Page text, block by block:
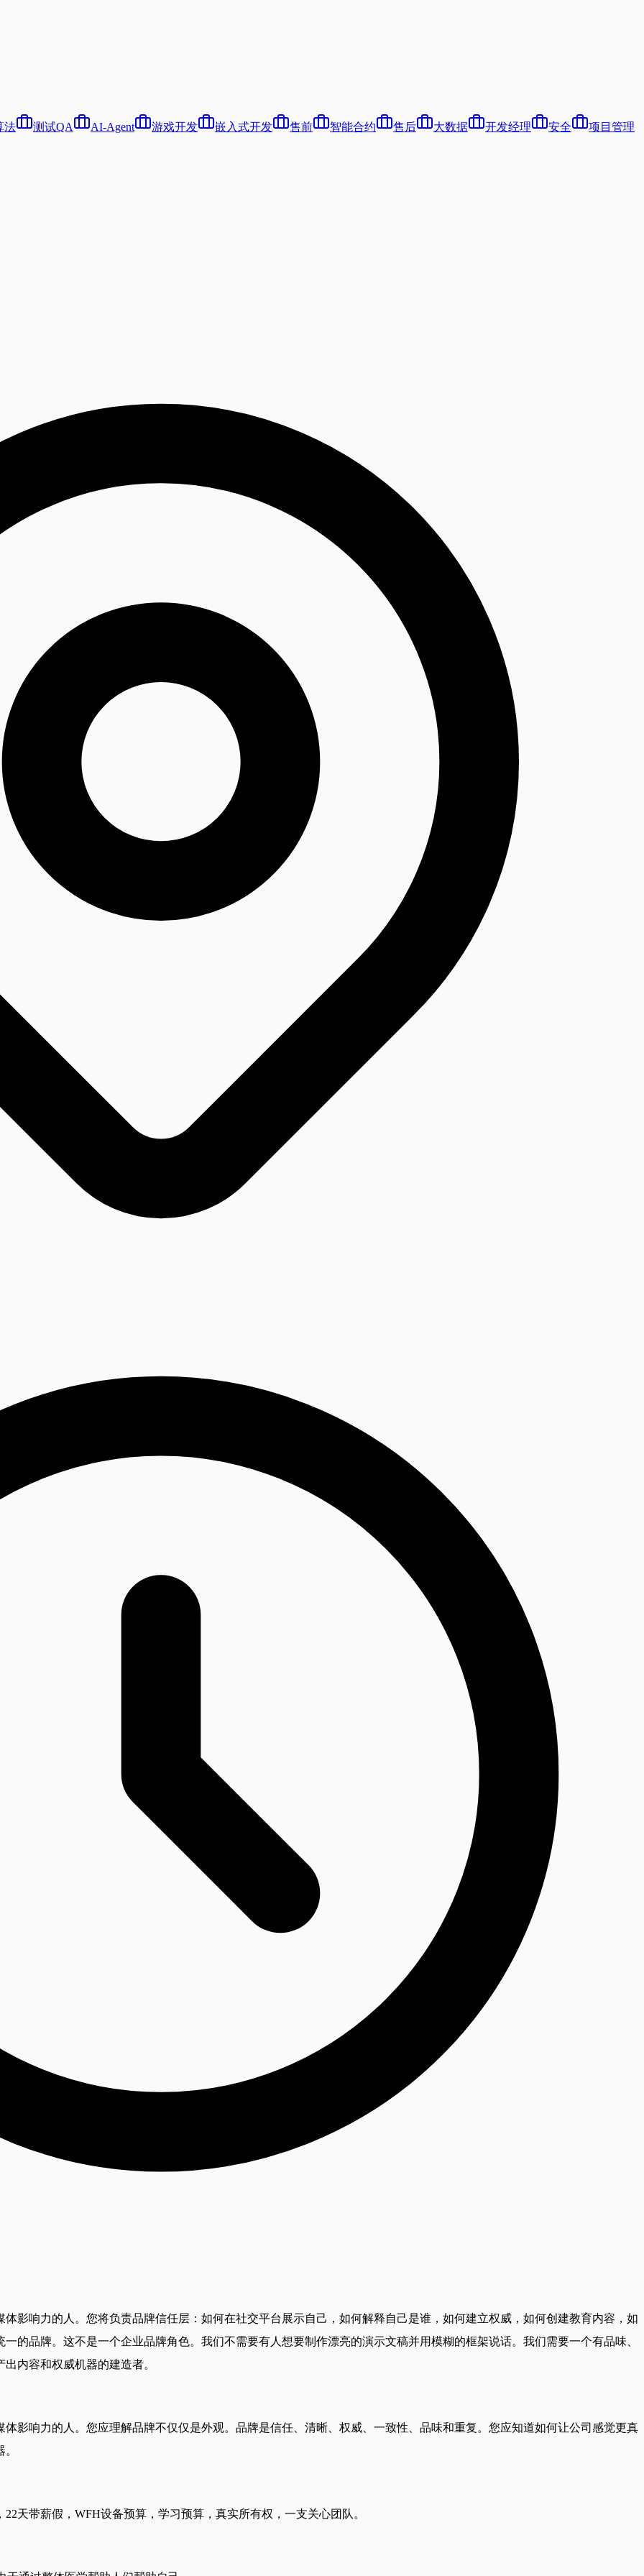
法 测试QA AI-Agent 游戏开发 嵌入式开发 售前 智能合约 售后 大数据 开发经理 安全 项目管理
影响力的人。您将负责品牌信任层：如何在社交平台展示自己，如何解释自己是谁，如何建立权威，如何创建教育内容，如
的品牌。这不是一个企业品牌角色。我们不需要有人想要制作漂亮的演示文稿并用模糊的框架说话。我们需要一个有品味、
内容和权威机器的建造者。
影响力的人。您应理解品牌不仅仅是外观。品牌是信任、清晰、权威、一致性、品味和重复。您应知道如何让公司感觉更真
天带薪假，WFH设备预算，学习预算，真实所有权，一支关心团队。